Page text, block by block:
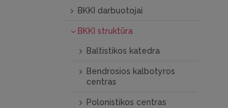
BKKI darbuotojai
BKKI struktūra
Baltistikos katedra
Bendrosios kalbotyros
centras
Polonistikos centras